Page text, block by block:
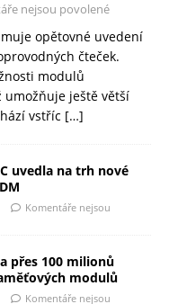
nejsou povolené
opětovné uvedení
čteček.
modulů
umožňuje ještě větší
vstříc […]
uvedla na trh nové
Komentáře nejsou
přes 100 milionů
modulů
Komentáře nejsou